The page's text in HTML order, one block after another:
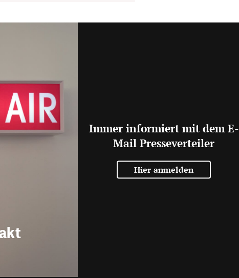
Immer informiert mit dem E-
Mail Presseverteiler
Hier anmelden